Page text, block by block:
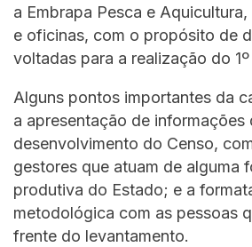
a Embrapa Pesca e
e oficinas, com o propósito de
voltadas para a realização do
Alguns pontos importantes da
a apresentação de informações
desenvolvimento do Censo,
gestores que atuam de alguma
produtiva do Estado; e a
metodológica com as pessoas
frente do levantamento.